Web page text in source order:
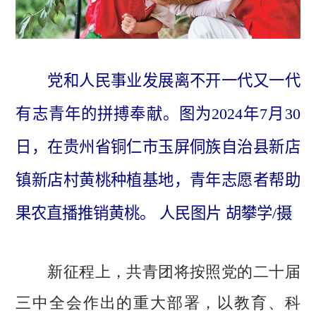
党和人民事业发展离不开一代又一代
有志青年的拼搏奉献。图为2024年7月30
日，在贵州省铜仁市玉屏侗族自治县新店
镇新店村黄桃种植基地，青年志愿者帮助
果农直播推销黄桃。 人民图片 胡攀学/摄
新征程上，共青团将按照党的二十届
三中全会作出的重大部署，以教育、科